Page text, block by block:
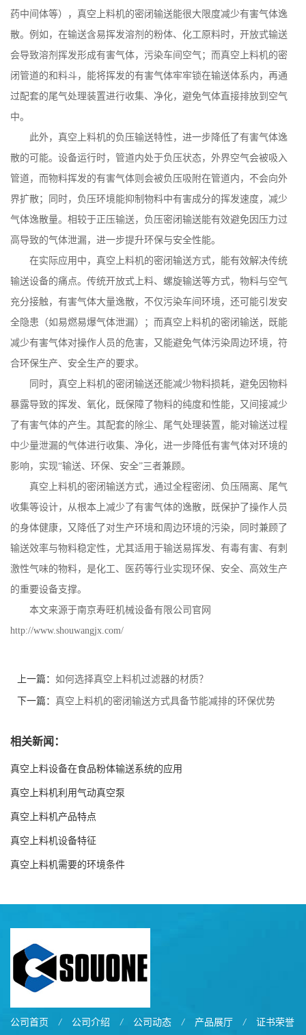
药中间体等），真空上料机的密闭输送能很大限度减少有害气体逸
散。例如，在输送含易挥发溶剂的粉体、化工原料时，开放式输送
会导致溶剂挥发形成有害气体，污染车间空气；而真空上料机的密
闭管道的和料斗，能将挥发的有害气体牢牢锁在输送体系内，再通
过配套的尾气处理装置进行收集、净化，避免气体直接排放到空气
中。
此外，真空上料机的负压输送特性，进一步降低了有害气体逸
散的可能。设备运行时，管道内处于负压状态，外界空气会被吸入
管道，而物料挥发的有害气体则会被负压吸附在管道内，不会向外
界扩散；同时，负压环境能抑制物料中有害成分的挥发速度，减少
气体逸散量。相较于正压输送，负压密闭输送能有效避免因压力过
高导致的气体泄漏，进一步提升环保与安全性能。
在实际应用中，真空上料机的密闭输送方式，能有效解决传统
输送设备的痛点。传统开放式上料、螺旋输送等方式，物料与空气
充分接触，有害气体大量逸散，不仅污染车间环境，还可能引发安
全隐患（如易燃易爆气体泄漏）；而真空上料机的密闭输送，既能
减少有害气体对操作人员的危害，又能避免气体污染周边环境，符
合环保生产、安全生产的要求。
同时，真空上料机的密闭输送还能减少物料损耗，避免因物料
暴露导致的挥发、氧化，既保障了物料的纯度和性能，又间接减少
了有害气体的产生。其配套的除尘、尾气处理装置，能对输送过程
中少量泄漏的气体进行收集、净化，进一步降低有害气体对环境的
影响，实现“输送、环保、安全”三者兼顾。
真空上料机的密闭输送方式，通过全程密闭、负压隔离、尾气
收集等设计，从根本上减少了有害气体的逸散，既保护了操作人员
的身体健康，又降低了对生产环境和周边环境的污染，同时兼顾了
输送效率与物料稳定性，尤其适用于输送易挥发、有毒有害、有刺
激性气味的物料，是化工、医药等行业实现环保、安全、高效生产
的重要设备支撑。
本文来源于南京寿旺机械设备有限公司官网
http://www.shouwangjx.com/
上一篇： 如何选择真空上料机过滤器的材质？
下一篇： 真空上料机的密闭输送方式具备节能减排的环保优势
相关新闻：
真空上料设备在食品粉体输送系统的应用
真空上料机利用气动真空泵
真空上料机产品特点
真空上料机设备特征
真空上料机需要的环境条件
公司首页 / 公司介绍 / 公司动态 / 产品展厅 / 证书荣誉